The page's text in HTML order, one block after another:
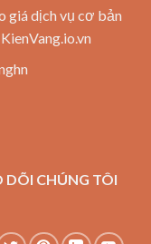
giá dịch vụ cơ bản
DÕI CHÚNG TÔI